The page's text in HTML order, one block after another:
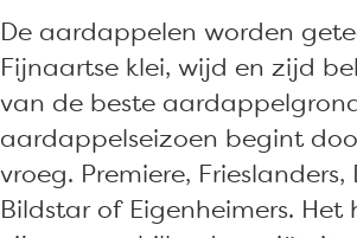
F
L
a
n
d
b
A
W
F
L
a
n
l
A
W
F
L
a
l
A
W
F
L
a
De aardappelen worden
Fijnaartse klei, wijd en zijd
van de beste
aardappelseizoen begint
vroeg. Premiere, Frieslanders,
Bildstar of Eigenheimers. Het